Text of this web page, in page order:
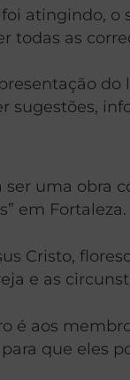
atingindo, o
todas as
do
sugestões,
ser uma obra
em Fortaleza.
Cristo,
e as
é aos
que eles